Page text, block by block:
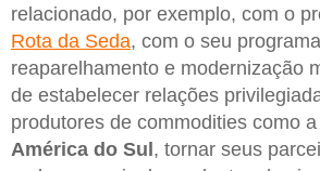
relacionado, por exemplo, com o
Rota da Seda, com o seu
reaparelhamento e modernização
de estabelecer relações
produtores de commodities como a
América do Sul , tornar seus